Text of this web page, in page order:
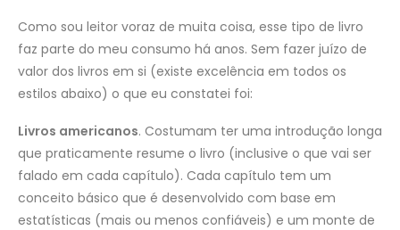
Como sou leitor voraz de muita coisa, esse tipo de livro
faz parte do meu consumo há anos. Sem fazer juízo de
valor dos livros em si (existe excelência em todos os
estilos abaixo) o que eu constatei foi:
Livros americanos. Costumam ter uma introdução longa
que praticamente resume o livro (inclusive o que vai ser
falado em cada capítulo). Cada capítulo tem um
conceito básico que é desenvolvido com base em
estatísticas (mais ou menos confiáveis) e um monte de